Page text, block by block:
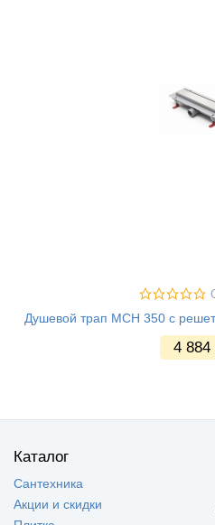
Душевой трап MCH 350 с
4 884
Каталог
Сантехника
Акции и скидки